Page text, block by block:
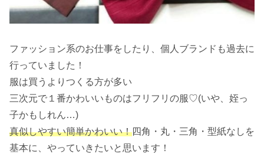
ファッション系のお仕事をしたり、個人ブランドも過去に
行っていました！
服は買うよりつくる方が多い
三次元で１番かわいいものはフリフリの服♡(いや、姪っ
子かもしれん…)
真似しやすい簡単かわいい！四角・丸・三角・型紙なしを
基本に、やっていきたいと思います！